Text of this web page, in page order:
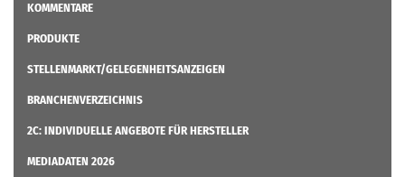
KOMMENTARE
PRODUKTE
STELLENMARKT/GELEGENHEITSANZEIGEN
BRANCHENVERZEICHNIS
2C: INDIVIDUELLE ANGEBOTE FÜR HERSTELLER
MEDIADATEN 2026